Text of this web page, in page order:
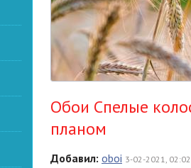
Обои Спелые
планом
Добавил: oboi 3-02-2021, 02:02